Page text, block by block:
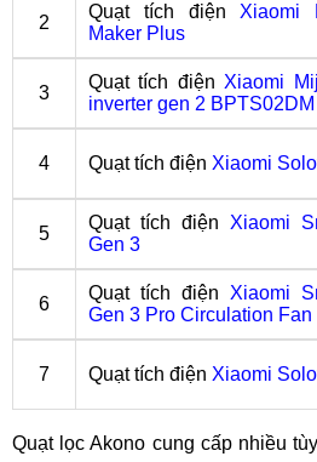
2
Quạt tích điện Xiaomi
Maker Plus
3
Quạt tích điện Xiaomi
inverter gen 2 BPTS02DM
4 Quạt tích điện Xiaomi
5
Quạt tích điện Xiaomi
Gen 3
6
Quạt tích điện Xiaomi
Gen 3 Pro Circulation Fan
7 Quạt tích điện Xiaomi
Quạt lọc Akono cung cấp nhiều